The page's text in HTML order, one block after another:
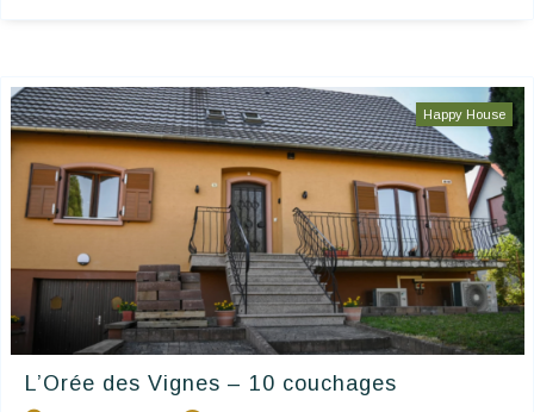
Happy House
L’Orée des Vignes – 10 couchages